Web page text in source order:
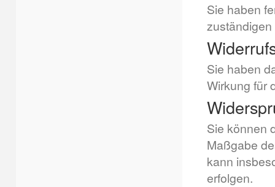
Sie haben
Sie haben
Wirkung für
Sie können
Maßgabe
kann
erfolgen.